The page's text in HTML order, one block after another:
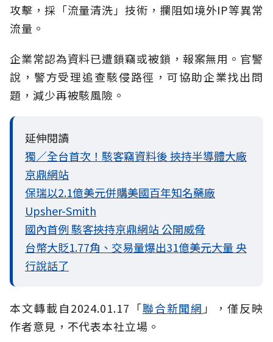
攻擊，採「流量清洗」技術，攔阻如境外IP等異常
流量。
企業常認為資料已遭鎖竊或被鎖，報案無用。官警
說，警方受理追查駭侵路徑，可協助企業找出問
題，減少再被駭風險。
延伸閱讀
獨／全台首次！駭客竊資料後 挾持半導體大廠
京鼎網站
保瑞以2.1億美元併購美國百年知名藥廠
Upsher-Smith
國內首例 駭客挾持京鼎網站 公開威脅
台幣大貶1.77角、交易量爆出31億美元大量 央
行說話了
本文轉載自2024.01.17 「聯合新聞網 」
，僅反映
作者意見，不代表本社立場。